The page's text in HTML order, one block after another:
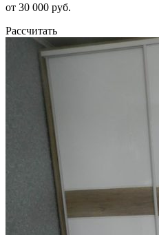
от 30 000 руб.
Рассчитать